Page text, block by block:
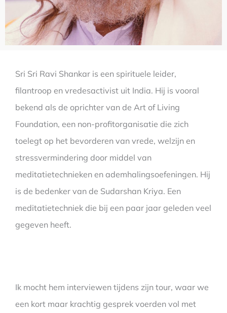
Sri Sri Ravi Shankar is een spirituele leider,
filantroop en vredesactivist uit India. Hij is vooral
bekend als de oprichter van de Art of Living
Foundation, een non-profitorganisatie die zich
toelegt op het bevorderen van vrede, welzijn en
stressvermindering door middel van
meditatietechnieken en ademhalingsoefeningen. Hij
is de bedenker van de Sudarshan Kriya. Een
meditatietechniek die bij een paar jaar geleden veel
gegeven heeft.
Ik mocht hem interviewen tijdens zijn tour, waar we
een kort maar krachtig gesprek voerden vol met